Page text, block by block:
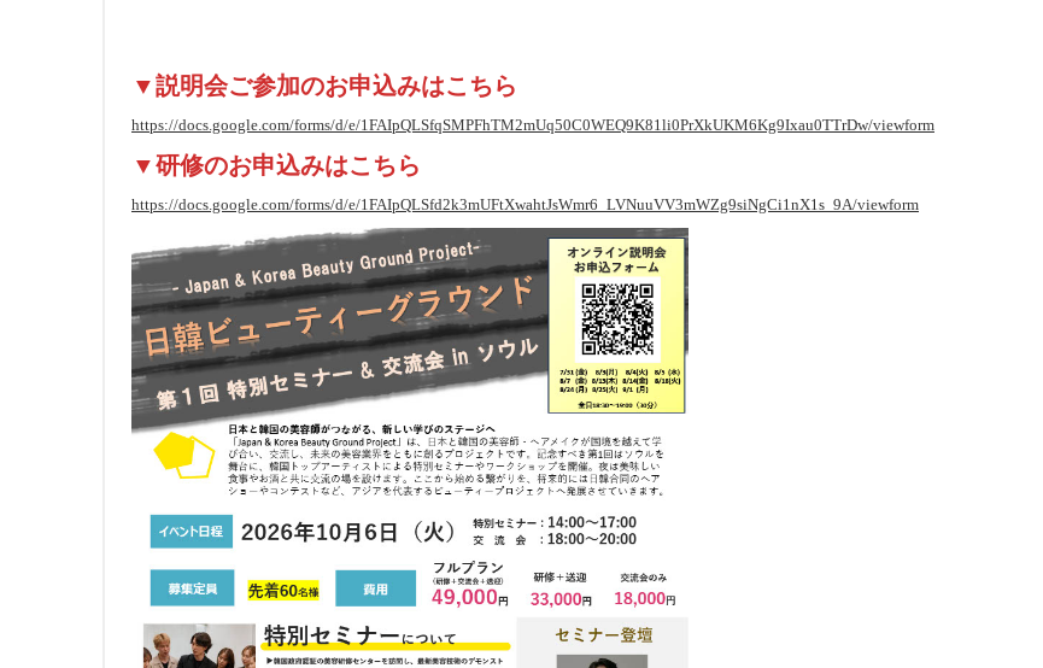
▼説明会ご参加のお申込みはこちら
https://docs.google.com/forms/d/e/1FAIpQLSfqSMPFhTM2mUq50C0WEQ9K81li0PrXkUKM6Kg9Ixau0TTrDw/viewform
▼研修のお申込みはこちら
https://docs.google.com/forms/d/e/1FAIpQLSfd2k3mUFtXwahtJsWmr6_LVNuuVV3mWZg9siNgCi1nX1s_9A/viewform